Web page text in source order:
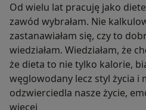
Od wielu lat pracuję jako
zawód wybrałam. Nie
zastanawiałam się, czy to
wiedziałam. Wiedziałam, że
że dieta to nie tylko kalorie,
węglowodany lecz styl życia i
odzwierciedla nasze życie,
wystarczy przejść na
więcej